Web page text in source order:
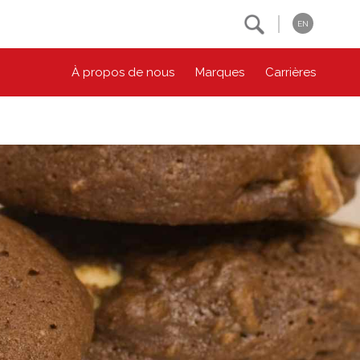
EN
À propos de nous Marques Carrières
Environnement
Bien-être des animaux
Collectivité
Principes coopératifs
Diversité et inclusion
Accessibilité
Contactez-nous
Location